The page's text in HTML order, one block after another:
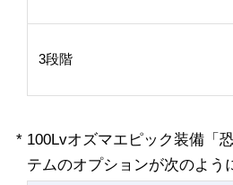
3段階
* 100Lvオズマエピック装備「
テムのオプションが次のよう